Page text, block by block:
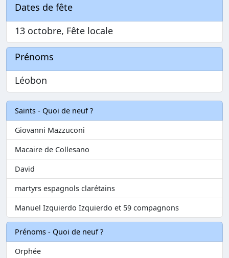
Dates de fête
13 octobre, Fête locale
Prénoms
Léobon
Saints - Quoi de neuf ?
Giovanni Mazzuconi
Macaire de Collesano
David
martyrs espagnols clarétains
Manuel Izquierdo Izquierdo et 59 compagnons
Prénoms - Quoi de neuf ?
Orphée